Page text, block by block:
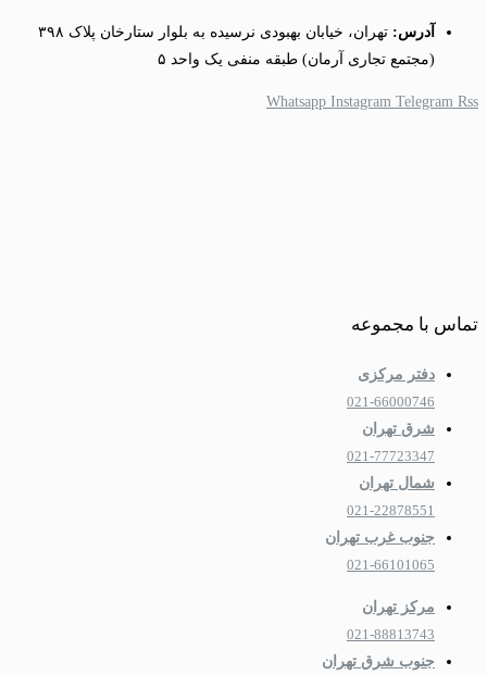
آدرس:
تهران، خیابان بهبودی نرسیده به بلوار ستارخان پلاک ۳۹۸
(مجتمع تجاری آرمان) طبقه منفی یک واحد ۵
Whatsapp Instagram Telegram Rss
تماس با مجموعه
دفتر مرکزی
021-66000746
شرق تهران
021-77723347
شمال تهران
021-22878551
جنوب غرب تهران
021-66101065
مرکز تهران
021-88813743
جنوب شرق تهران